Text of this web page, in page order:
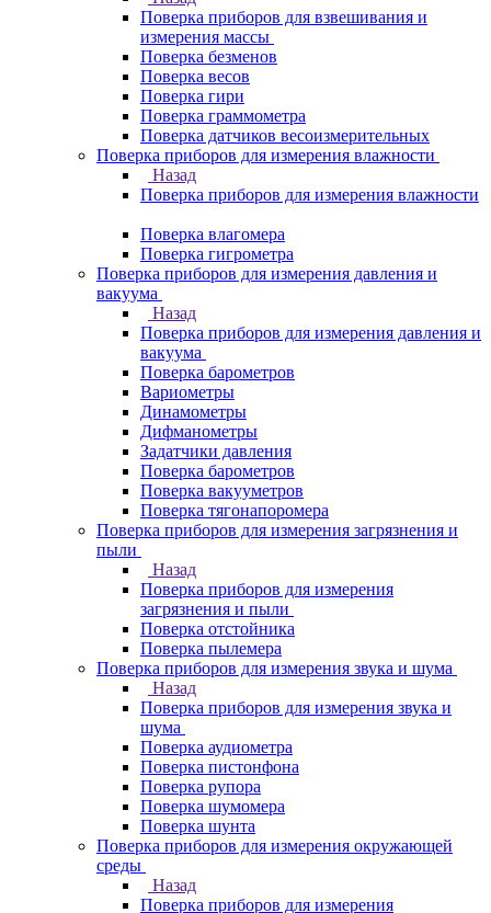
Поверка приборов для взвешивания и
измерения массы
Поверка безменов
Поверка весов
Поверка гири
Поверка граммометра
Поверка датчиков весоизмерительных
Поверка приборов для измерения влажности
Назад
Поверка приборов для измерения влажности
Поверка влагомера
Поверка гигрометра
Поверка приборов для измерения давления и
вакуума
Назад
Поверка приборов для измерения давления и
вакуума
Поверка барометров
Вариометры
Динамометры
Дифманометры
Задатчики давления
Поверка барометров
Поверка вакууметров
Поверка тягонапоромера
Поверка приборов для измерения загрязнения и
пыли
Назад
Поверка приборов для измерения
загрязнения и пыли
Поверка отстойника
Поверка пылемера
Поверка приборов для измерения звука и шума
Назад
Поверка приборов для измерения звука и
шума
Поверка аудиометра
Поверка пистонфона
Поверка рупора
Поверка шумомера
Поверка шунта
Поверка приборов для измерения окружающей
среды
Назад
Поверка приборов для измерения